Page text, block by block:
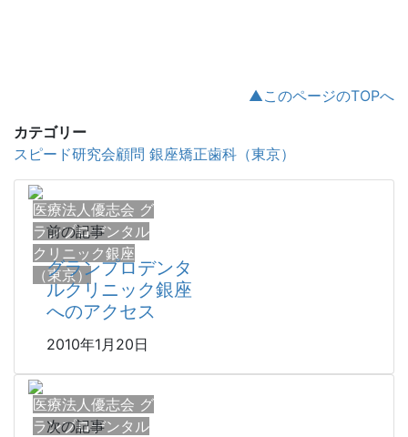
▲このページのTOPへ
カテゴリー
スピード研究会顧問 銀座矯正歯科（東京）
医療法人優志会 グ
ランプロデンタル
クリニック銀座
（東京）
前の記事
グランプロデンタ
ルクリニック銀座
へのアクセス
2010年1月20日
医療法人優志会 グ
ランプロデンタル
次の記事